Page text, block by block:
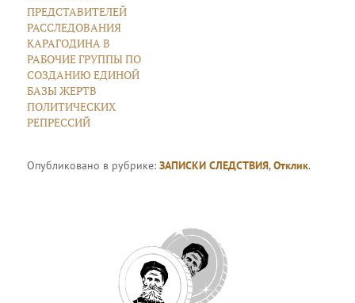
ПРЕДСТАВИТЕЛЕЙ
РАССЛЕДОВАНИЯ
КАРАГОДИНА В
РАБОЧИЕ ГРУППЫ ПО
СОЗДАНИЮ ЕДИНОЙ
БАЗЫ ЖЕРТВ
ПОЛИТИЧЕСКИХ
РЕПРЕССИЙ
Опубликовано в рубрике:ЗАПИСКИ СЛЕДСТВИЯ,Отклик.